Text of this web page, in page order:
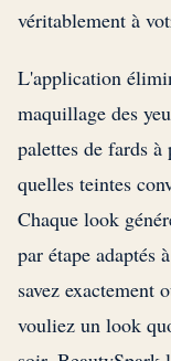
véritablement à
L'application
maquillage des
palettes de fards
quelles teintes
Chaque look
par étape adaptés
savez exactement
vouliez un look